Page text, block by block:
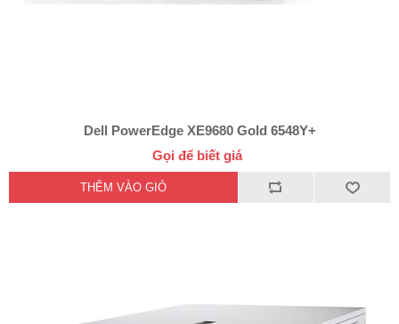
Dell PowerEdge XE9680 Gold 6548Y+
Gọi để biết giá